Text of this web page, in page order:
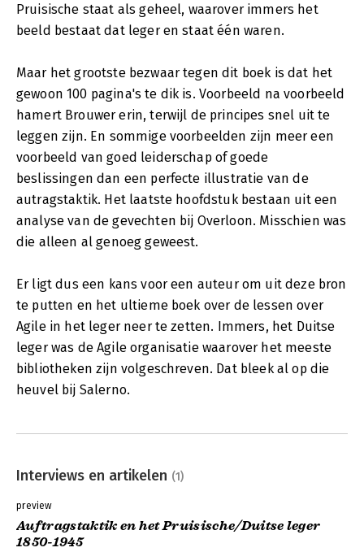
Pruisische staat als geheel, waarover immers het
beeld bestaat dat leger en staat één waren.
Maar het grootste bezwaar tegen dit boek is dat het
gewoon 100 pagina's te dik is. Voorbeeld na voorbeeld
hamert Brouwer erin, terwijl de principes snel uit te
leggen zijn. En sommige voorbeelden zijn meer een
voorbeeld van goed leiderschap of goede
beslissingen dan een perfecte illustratie van de
autragstaktik. Het laatste hoofdstuk bestaan uit een
analyse van de gevechten bij Overloon. Misschien was
die alleen al genoeg geweest.
Er ligt dus een kans voor een auteur om uit deze bron
te putten en het ultieme boek over de lessen over
Agile in het leger neer te zetten. Immers, het Duitse
leger was de Agile organisatie waarover het meeste
bibliotheken zijn volgeschreven. Dat bleek al op die
heuvel bij Salerno.
Interviews en artikelen (1)
preview
Auftragstaktik en het Pruisische/Duitse leger
1850-1945